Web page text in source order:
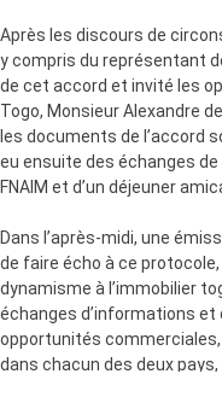
Après les discours de
y compris du représentant
de cet accord et invité les
Togo, Monsieur Alexandre
les documents de l’accord
eu ensuite des échanges de
FNAIM et d’un déjeuner
Dans l’après-midi, une
de faire écho à ce
dynamisme à l’immobilier
échanges d’informations et
opportunités
dans chacun des deux pays,